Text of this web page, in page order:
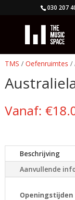
030 207
TMS / Oefenruimtes /
Vanaf: €
Beschrijving
Aanvullende
Openingstijden